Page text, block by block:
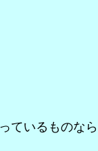
ているものな